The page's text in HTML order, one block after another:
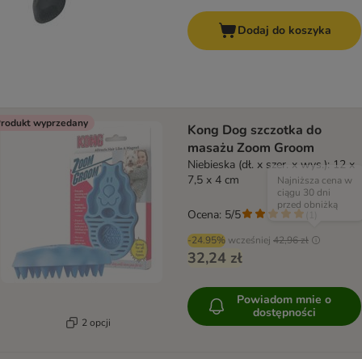
Dodaj do koszyka
wyprzedany
2 opcji
Kong Dog szczotka do
masażu Zoom Groom
Niebieska (dł. x szer. x wys.): 12 x
7,5 x 4 cm
-24.95% wcześniej 42,96 zł
Najniższa cena w
ciągu 30 dni
przed obniżką
32,24 zł
Ocena: 5/5
Powiadom mnie o
dostępności